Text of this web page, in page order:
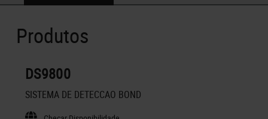
Produtos
DS9800
SISTEMA DE DETECCAO BOND